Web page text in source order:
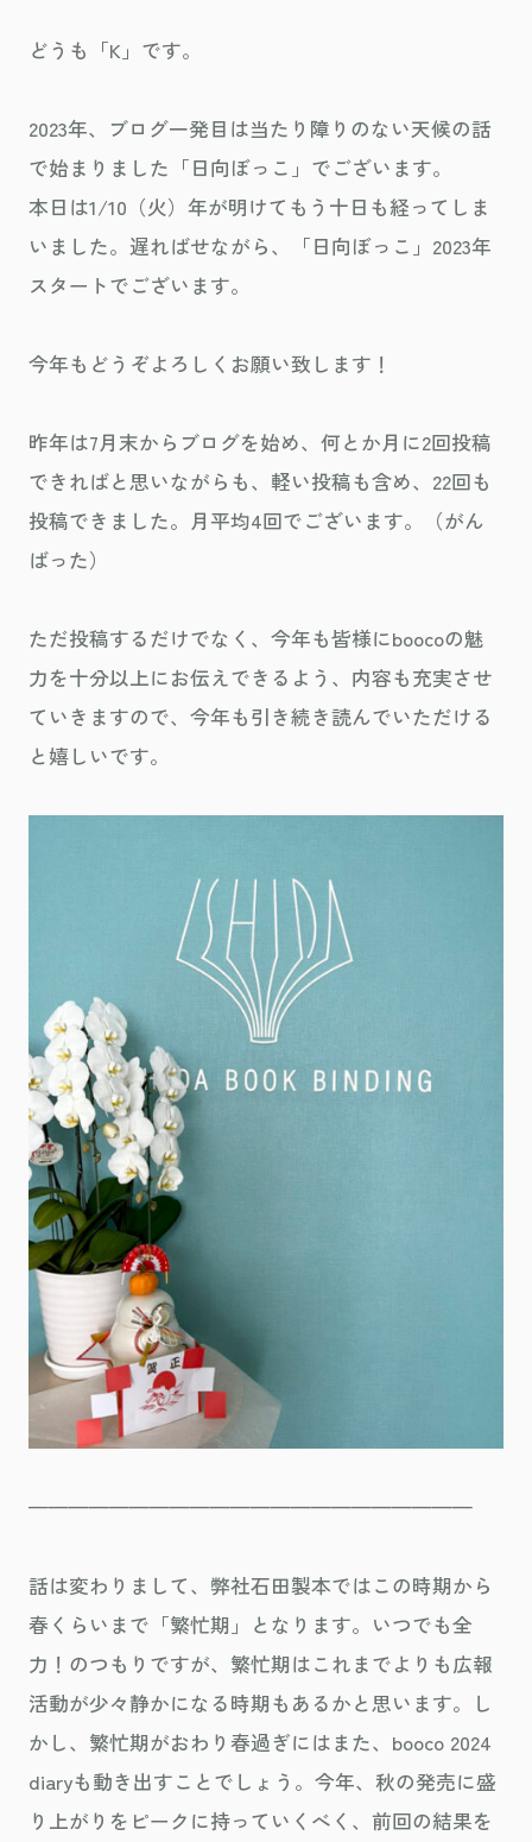
どうも「K」です。
2023年、ブログ一発目は当たり障りのない天候の話
で始まりました「日向ぼっこ」でございます。
本日は1/10（火）年が明けてもう十日も経ってしま
いました。遅ればせながら、「日向ぼっこ」2023年
スタートでございます。
今年もどうぞよろしくお願い致します！
昨年は7月末からブログを始め、何とか月に2回投稿
できればと思いながらも、軽い投稿も含め、22回も
投稿できました。月平均4回でございます。（がん
ばった）
ただ投稿するだけでなく、今年も皆様にboocoの魅
力を十分以上にお伝えできるよう、内容も充実させ
ていきますので、今年も引き続き読んでいただける
と嬉しいです。
——————————————————————
話は変わりまして、弊社石田製本ではこの時期から
春くらいまで「繁忙期」となります。いつでも全
力！のつもりですが、繁忙期はこれまでよりも広報
活動が少々静かになる時期もあるかと思います。し
かし、繁忙期がおわり春過ぎにはまた、booco 2024
diaryも動き出すことでしょう。今年、秋の発売に盛
り上がりをピークに持っていくべく、前回の結果を